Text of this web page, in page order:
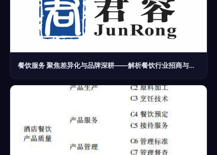
餐饮服务 聚焦差异化与品牌深耕——解析餐饮行业招商与加盟新趋势